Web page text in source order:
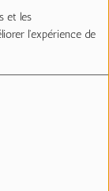
et les
l'expérience de
Lambersart -
Lambersart -